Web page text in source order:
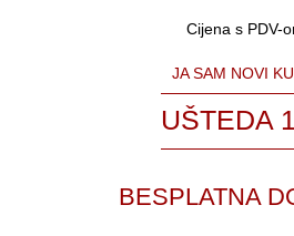
Cijena s PDV-
JA SAM NOVI
UŠTEDA
BESPLATNA